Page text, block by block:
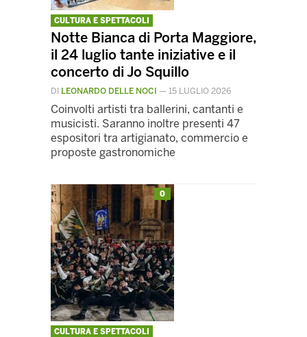
CULTURA E SPETTACOLI
Notte Bianca di Porta Maggiore,
il 24 luglio tante iniziative e il
concerto di Jo Squillo
DI LEONARDO DELLE NOCI — 15 LUGLIO 2026
Coinvolti artisti tra ballerini, cantanti e
musicisti. Saranno inoltre presenti 47
espositori tra artigianato, commercio e
proposte gastronomiche
0
CULTURA E SPETTACOLI